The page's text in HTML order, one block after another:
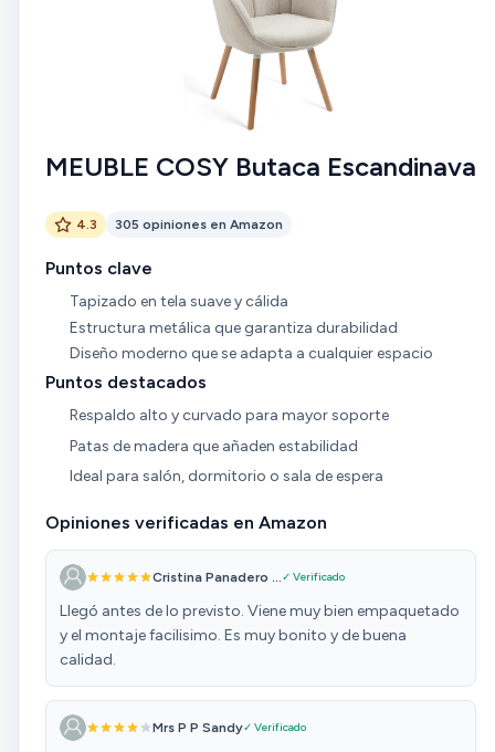
MEUBLE COSY Butaca Escandinava
4.3 305 opiniones en Amazon
Puntos clave
Tapizado en tela suave y cálida
Estructura metálica que garantiza durabilidad
Diseño moderno que se adapta a cualquier espacio
Puntos destacados
Respaldo alto y curvado para mayor soporte
Patas de madera que añaden estabilidad
Ideal para salón, dormitorio o sala de espera
Opiniones verificadas en Amazon
Cristina Panadero ... ✓ Verificado
Llegó antes de lo previsto. Viene muy bien empaquetado
y el montaje facilisimo. Es muy bonito y de buena
calidad.
Mrs P P Sandy✓ Verificado